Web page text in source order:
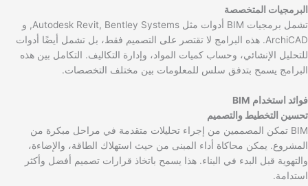
البرمجيات المتخصصة
تشمل برمجيات BIM أدوات مثل Autodesk Revit, Bentley Systems, و
ArchiCAD. هذه البرامج لا تقتصر على التصميم فقط، بل تشمل أيضًا أدوات
للتحليل الإنشائي، وحساب كميات المواد، وإدارة التكاليف. التكامل بين هذه
البرامج يسمح بتدفق سلس للمعلومات بين مختلف التخصصات.
فوائد استخدام BIM
تحسين التخطيط والتصميم
BIM تمكن المصممين من إجراء تحليلات متقدمة في مراحل مبكرة من
المشروع. يمكن محاكاة أداء المبنى من حيث استهلاك الطاقة، والإضاءة،
والتهوية قبل البدء في البناء. هذا يسمح باتخاذ قرارات تصميم أفضل وأكثر
استدامة.